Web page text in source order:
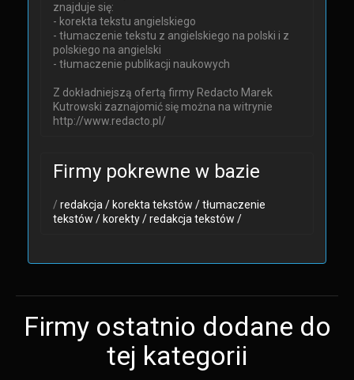
znajduje się:
- korekta tekstu angielskiego
- tłumaczenie tekstu z angielskiego na polski i z
polskiego na angielski
- tłumaczenie publikacji naukowych
Z dokładniejszą ofertą firmy Redacto Marek
Kutrowski zaznajomić się można na witrynie
http://www.redacto.pl/
Firmy pokrewne w bazie
/ redakcja / korekta tekstów /tłumaczenie
tekstów / korekty /redakcja tekstów /
Firmy ostatnio dodane do
tej kategorii